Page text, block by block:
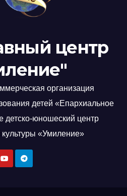
центр
организация
детей «Епархиальное
детско-юношеский центр
«Умиление»